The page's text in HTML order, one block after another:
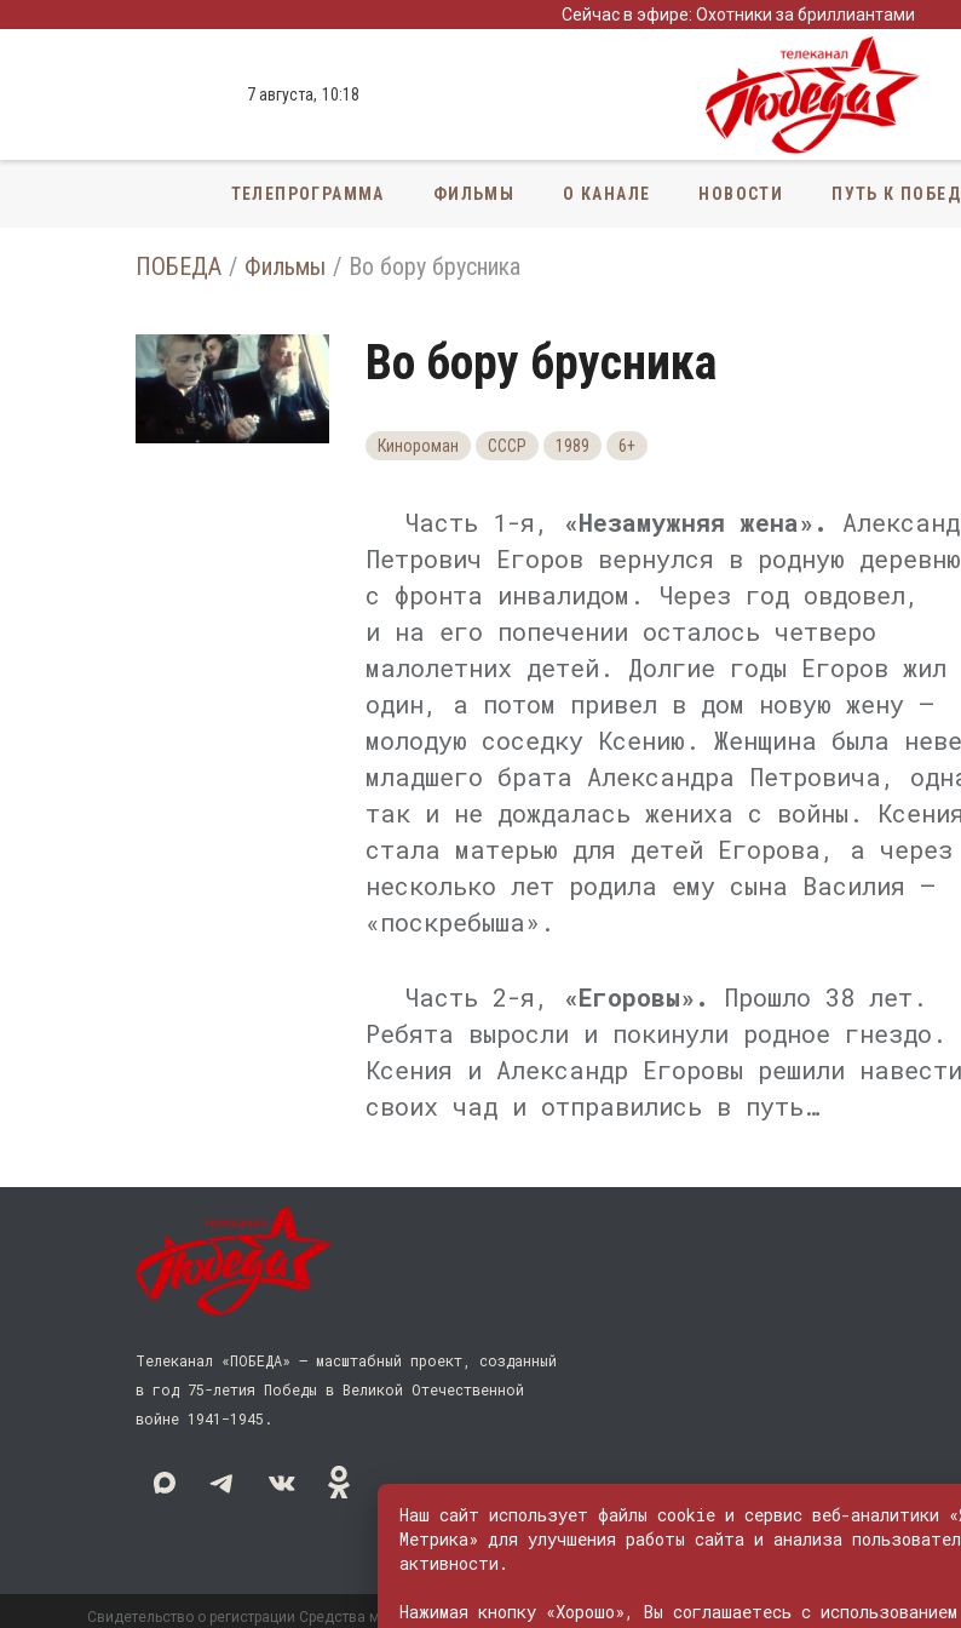
Сейчас в эфире: Охотники за бриллиантами
7 августа, 10:18
ТЕЛЕПРОГРАММА ФИЛЬМЫ О КАНАЛЕ НОВОСТИ ПУТЬ К
ПОБЕДА Фильмы Во бору брусника
Во бору брусника
Кинороман СССР 1989 6+
Часть 1-я, «Незамужняя жена».
Петрович Егоров вернулся в родную деревню
с фронта инвалидом. Через год овдовел,
и на его попечении осталось четверо
малолетних детей. Долгие годы Егоров жил
один, а потом привел в дом новую жену —
молодую соседку Ксению. Женщина была
младшего брата Александра Петровича,
так и не дождалась жениха с войны. Ксения
стала матерью для детей Егорова, а через
несколько лет родила ему сына Василия —
«поскребыша».
Часть 2-я, «Егоровы». Прошло 38 лет.
Ребята выросли и покинули родное гнездо.
Ксения и Александр Егоровы решили
своих чад и отправились в путь…
Телеканал «ПОБЕДА» — масштабный проект, созданный
в год 75-летия Победы в Великой Отечественной
войне 1941−1945.
Свидетельство о регистрации Средства массовой информации: ЭЛ № ФС 77 - 74600
Наш сайт использует файлы cookie и сервис веб-аналитики
Метрика» для улучшения работы сайта и анализа
активности.
Нажимая кнопку «Хорошо», Вы соглашаетесь с